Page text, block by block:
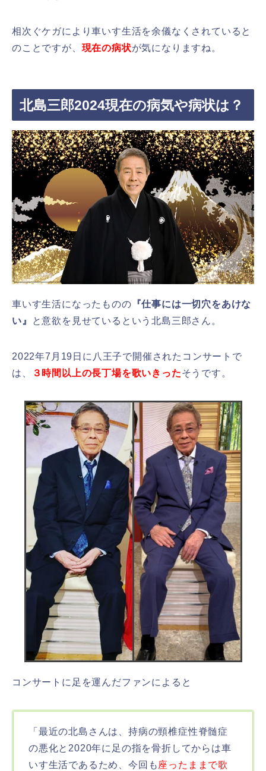
相次ぐケガにより車いす生活を余儀なくされていると
のことですが、 現在の病状が気になりますね。
北島三郎2024現在の病気や病状は？
車いす生活になったものの 『仕事には一切穴をあけな
い』
と意欲を見せているという北島三郎さん。
2022年7月19日に八王子で開催されたコンサートで
は、
３時間以上の長丁場を歌いきったそうです。
コンサートに足を運んだファンによると
「最近の北島さんは、持病の頸椎症性脊髄症
の悪化と2020年に足の指を骨折してからは車
いす生活であるため、今回も 座ったままで歌